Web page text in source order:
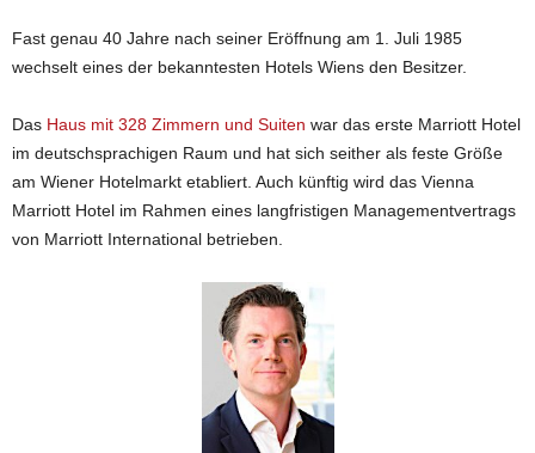
Fast genau 40 Jahre nach seiner Eröffnung am 1. Juli 1985
wechselt eines der bekanntesten Hotels Wiens den Besitzer.
Das Haus mit 328 Zimmern und Suiten war das erste Marriott Hotel
im deutschsprachigen Raum und hat sich seither als feste Größe
am Wiener Hotelmarkt etabliert. Auch künftig wird das Vienna
Marriott Hotel im Rahmen eines langfristigen Managementvertrags
von Marriott International betrieben.